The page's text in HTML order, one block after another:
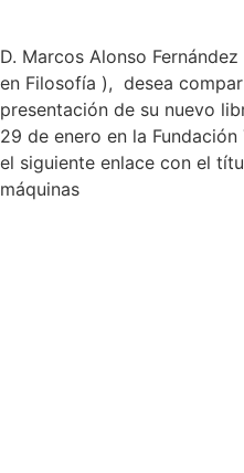
D. Marcos Alonso
en Filosofía ), desea
presentación de su nuevo
29 de enero en la
el siguiente enlace con el
máquinas